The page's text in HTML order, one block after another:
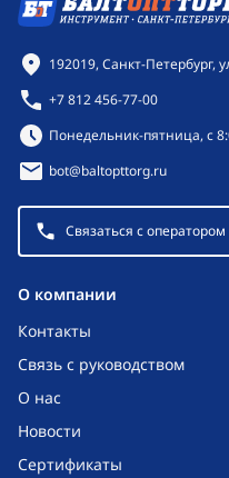
O компании
Контакты
Связь с руководством
О нас
Новости
Сертификаты
Контактная
192019, Санкт-Петербург,
+7 812 456-77-00
Режим работы:
Понедельник-пятница, с
bot@baltopttorg.ru
Связаться с оператором